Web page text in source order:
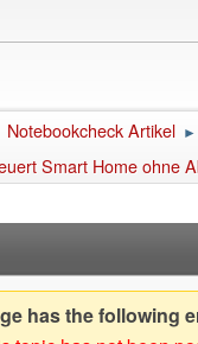
Notebookcheck Artikel ►
Smart Home ohne
has the following